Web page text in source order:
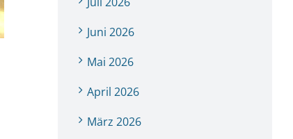
Juni 2026
Mai 2026
April 2026
März 2026